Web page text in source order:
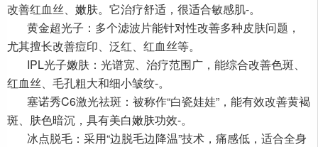
改善红血丝、嫩肤。它治疗舒适，很适合敏感肌-。
黄金超光子：多个滤波片能针对性改善多种皮肤问题，
尤其擅长改善痘印、泛红、红血丝等。
IPL光子嫩肤：光谱宽、治疗范围广，能综合改善色斑、
红血丝、毛孔粗大和细小皱纹-。
塞诺秀C6激光祛斑：被称作“白瓷娃娃”，能有效改善黄褐
斑、肤色暗沉，具有美白嫩肤功效-。
冰点脱毛：采用“边脱毛边降温”技术，痛感低，适合全身